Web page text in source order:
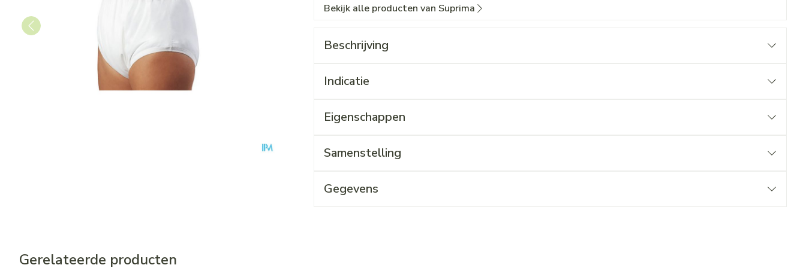
Bekijk alle producten van Suprima
Beschrijving
Indicatie
Eigenschappen
Samenstelling
Gegevens
Gerelateerde producten